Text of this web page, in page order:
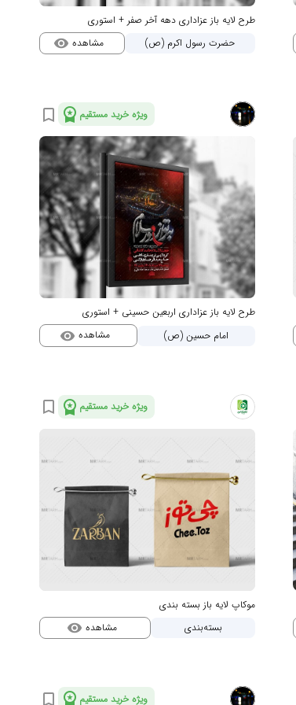
طرح لایه باز عزاداری دهه آخر صفر + استوری
حضرت رسول اکرم (ص)
مشاهده visibility
ویژه خرید مستقیم workspace_premium
bookmark_border
طرح لایه باز عزاداری اربعین حسینی + استوری
امام حسین (ص)
مشاهده visibility
ویژه خرید مستقیم workspace_premium
bookmark_border
موکاپ لایه باز بسته بندی
بسته‌بندی
مشاهده visibility
ویژه خرید مستقیم workspace_premium
bookmark_border